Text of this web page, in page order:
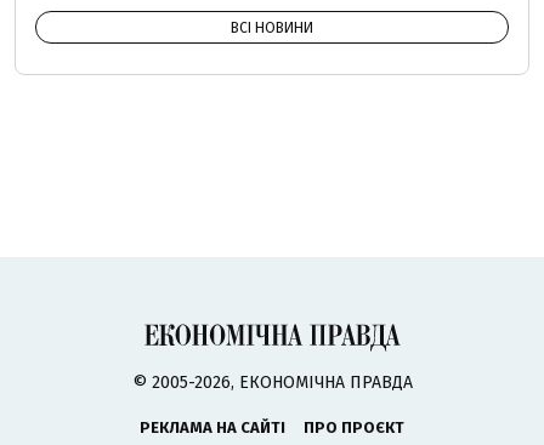
ВСІ НОВИНИ
© 2005-2026, ЕКОНОМІЧНА ПРАВДА
РЕКЛАМА НА САЙТІ
ПРО ПРОЄКТ